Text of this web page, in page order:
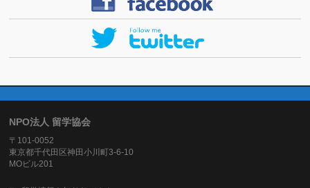
NPO法人 留学協会
〒101-0052
東京都千代田区神田小川町3-6-10
MOビル201